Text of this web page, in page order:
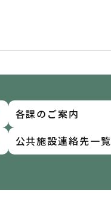
各課のご案内
公共施設連絡先一覧